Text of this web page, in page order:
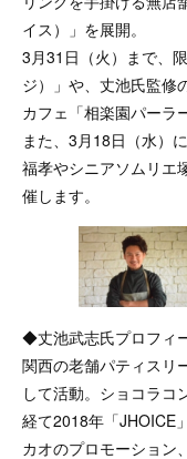
イス）」を展開。
3月31日（火）まで、
ジ）」や、丈池氏監修
カフェ「相楽園パーラ
また、3月18日（水）
福孝やシニアソムリエ
催します。
◆丈池武志氏プロフィ
関西の老舗パティスリ
して活動。ショコラコ
経て2018年「JHOICE
カオのプロモーション